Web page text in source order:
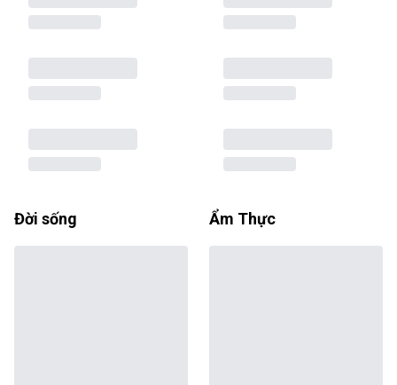
Đời sống Ẩm Thực